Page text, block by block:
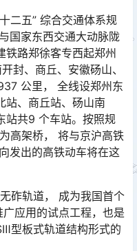
二五” 综合交通体系规
国家东西交通大动脉陇
铁路郑徐客专西起郑州
封、商丘、安徽砀山、
公里， 全线设郑州东
站、商丘站、砀山南
站共9 个车站。按照规
高架桥， 将与京沪高铁
发出的高铁动车将在这
砟轨道， 成为我国首个
应用的试点工程，也是
型板式轨道结构形式的